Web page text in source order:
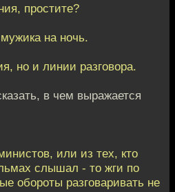
простите?
на ночь.
но и линии разговора.
в чем выражается
или из тех, кто
слышал - то жги по
обороты разговаривать не